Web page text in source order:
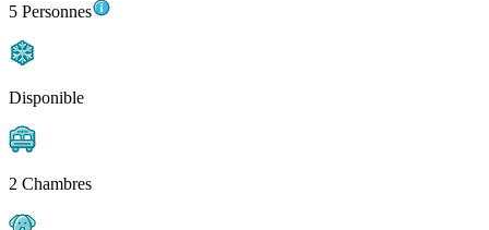
5 Personnes
Disponible
2 Chambres